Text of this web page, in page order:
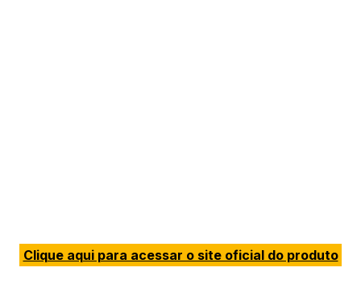
Clique aqui para acessar o site oficial do produto